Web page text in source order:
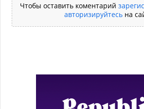
Чтобы оставить коментарий
авторизируйтесь на